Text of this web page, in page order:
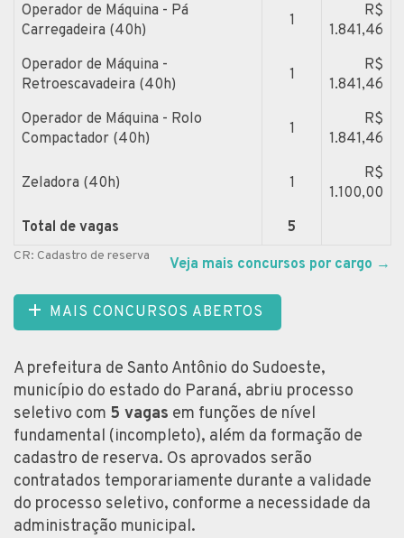
Operador de Máquina - Pá
Carregadeira (40h)
1
R$
1.841,46
Operador de Máquina -
Retroescavadeira (40h)
1
R$
1.841,46
Operador de Máquina - Rolo
Compactador (40h)
1
R$
1.841,46
Zeladora (40h) 1
R$
1.100,00
Total de vagas
5
CR: Cadastro de reserva Veja mais concursos por cargo →
MAIS CONCURSOS ABERTOS
A prefeitura de Santo Antônio do Sudoeste,
município do estado do Paraná, abriu processo
seletivo com 5 vagas em funções de nível
fundamental (incompleto), além da formação de
cadastro de reserva. Os aprovados serão
contratados temporariamente durante a validade
do processo seletivo, conforme a necessidade da
administração municipal.